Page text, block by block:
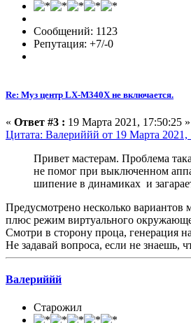
Сообщений: 1123
Репутация: +7/-0
Re: Муз центр LX-M340X не включается.
« Ответ #3 : 19 Марта 2021, 17:50:25 »
Цитата: Валериййй от 19 Марта 2021,
Привет мастерам. Проблема
не помог при выключенном
шипение в динамиках и
Предусмотрено несколько
плюс режим виртуального
Смотри в сторону проца, генерация
Не задавай вопроса, если не знаешь,
Валериййй
Старожил